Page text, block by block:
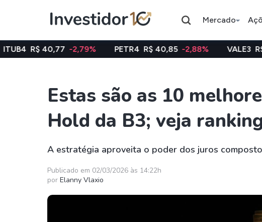
Mercado
Assuntos do momento
Índice
Ibovespa
Ação
Petrobras
Ação
Taesa
Itausa
RECR11
IVVB11
40,77 -2,79% PETR4 R$ 40,85 -2,88% VALE3 R$ 74,97 -
Estas são as 10
Hold da B3; veja
A estratégia aproveita o poder dos juros
Publicado em 02/03/2026 às 14:22h
por Elanny Vlaxio